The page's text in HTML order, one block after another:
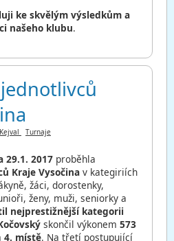
ke skvělým výsledkům a
našeho klubu.
Turnaje
29.1. 2017 proběhla
Kraje Vysočina v kategiriích
žáci, dorostenky,
ženy, muži, seniorky a
nejprestižnější kategorii
skončil výkonem 573
4. místě. Na třetí postupující